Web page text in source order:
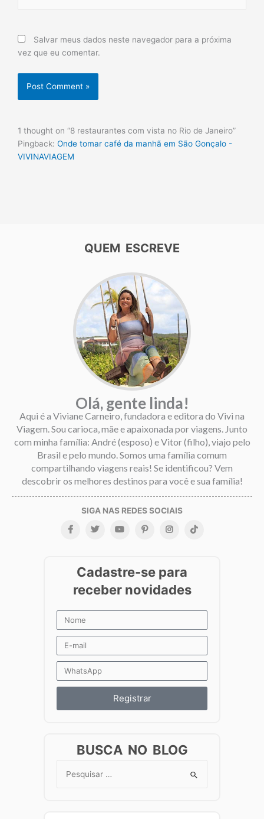
Salvar meus dados neste navegador para a próxima
vez que eu comentar.
1 thought on “8 restaurantes com vista no Rio de Janeiro”
Pingback: Onde tomar café da manhã em São Gonçalo -
VIVINAVIAGEM
QUEM ESCREVE
Olá, gente linda!
Aqui é a Viviane Carneiro, fundadora e editora do Vivi na
Viagem. Sou carioca, mãe e apaixonada por viagens. Junto
com minha família: André (esposo) e Vitor (filho), viajo pelo
Brasil e pelo mundo. Somos uma família comum
compartilhando viagens reais! Se identificou? Vem
descobrir os melhores destinos para você e sua família!
Registrar
BUSCA NO BLOG
Search